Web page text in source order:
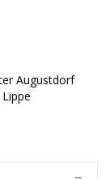
Augustdorf